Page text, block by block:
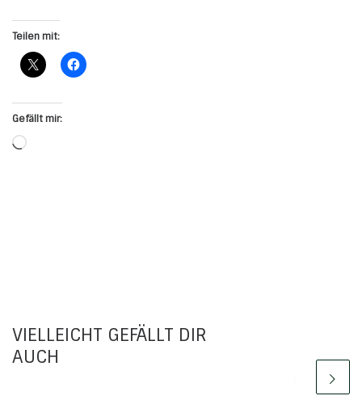
Teilen mit:
Gefällt mir:
Wird geladen …
VIELLEICHT GEFÄLLT DIR
AUCH